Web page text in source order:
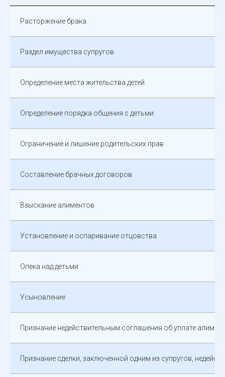
Расторжение брака
Раздел имущества супругов
Определение места жительства детей
Определение порядка общения с детьми
Ограничение и лишение родительских прав
Составление брачных договоров
Взыскание алиментов
Установление и оспаривание отцовства
Опека над детьми
Усыновление
Признание недействительным соглашения об уплате
Признание сделки, заключенной одним из супругов,